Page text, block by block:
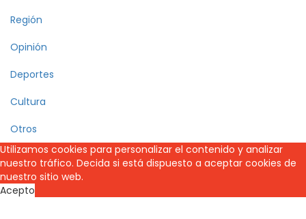
Región
Opinión
Deportes
Cultura
Otros
Utilizamos cookies para personalizar el contenido y analizar
nuestro tráfico. Decida si está dispuesto a aceptar cookies de
nuestro sitio web.
Acepto